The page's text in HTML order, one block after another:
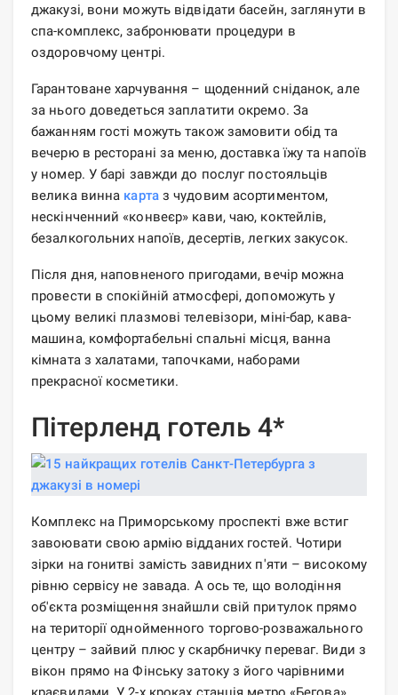
джакузі, вони можуть відвідати басейн, заглянути в
спа-комплекс, забронювати процедури в
оздоровчому центрі.
Гарантоване харчування – щоденний сніданок, але
за нього доведеться заплатити окремо. За
бажанням гості можуть також замовити обід та
вечерю в ресторані за меню, доставка їжу та напоїв
у номер. У барі завжди до послуг постояльців
велика винна картаз чудовим асортиментом,
нескінченний «конвеєр» кави, чаю, коктейлів,
безалкогольних напоїв, десертів, легких закусок.
Після дня, наповненого пригодами, вечір можна
провести в спокійній атмосфері, допоможуть у
цьому великі плазмові телевізори, міні-бар, кава-
машина, комфортабельні спальні місця, ванна
кімната з халатами, тапочками, наборами
прекрасної косметики.
Пітерленд готель 4*
Комплекс на Приморському проспекті вже встиг
завоювати свою армію відданих гостей. Чотири
зірки на гонитві замість завидних п'яти – високому
рівню сервісу не завада. А ось те, що володіння
об'єкта розміщення знайшли свій притулок прямо
на території однойменного торгово-розважального
центру – зайвий плюс у скарбничку переваг. Види з
вікон прямо на Фінську затоку з його чарівними